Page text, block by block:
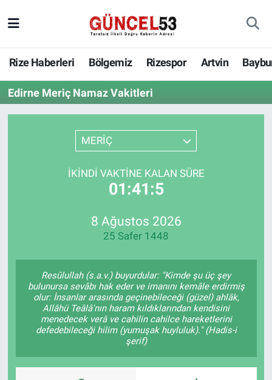
Rize Haberleri Bölgemiz Rizespor Artvin
Edirne Meriç Namaz Vakitleri
MERİÇ
İKINDI VAKTINE KALAN SÜRE
01:41:5
8 Ağustos 2026
25 Safer 1448
Resûlullah (s.a.v.) buyurdular: "Kimde şu üç şey
bulunursa sevâbı hak eder ve imanını kemâle erdirmiş
olur: İnsanlar arasında geçinebileceği (güzel) ahlâk,
Allâhü Teâlâ'nın haram kıldıklarından kendisini
menedecek verâ ve cahilin cahilce hareketlerini
defedebileceği hilim (yumuşak huyluluk)." (Hadis-i
şerif)